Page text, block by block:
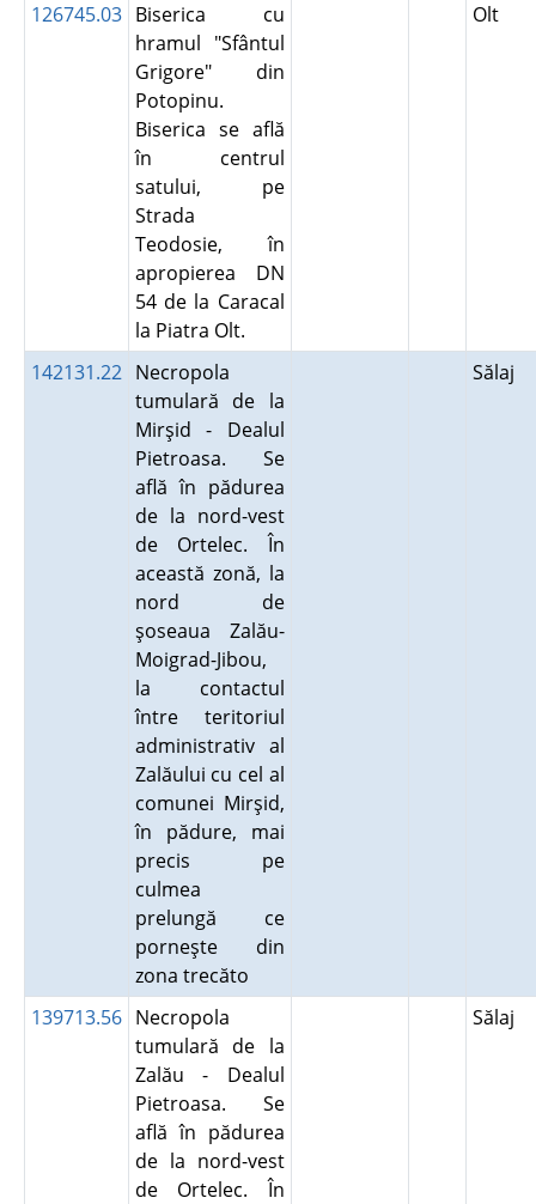
126745.03 Biserica cu
hramul "Sfântul
Grigore" din
Potopinu.
Biserica se află
în centrul
satului, pe
Strada
Teodosie, în
apropierea DN
54 de la Caracal
la Piatra Olt.
Olt
142131.22 Necropola
tumulară de la
Mirşid - Dealul
Pietroasa. Se
află în pădurea
de la nord-vest
de Ortelec. În
această zonă, la
nord de
şoseaua Zalău-
Moigrad-Jibou,
la contactul
între teritoriul
administrativ al
Zalăului cu cel al
comunei Mirşid,
în pădure, mai
precis pe
culmea
prelungă ce
porneşte din
zona trecăto
Sălaj
139713.56 Necropola
tumulară de la
Zalău - Dealul
Pietroasa. Se
află în pădurea
de la nord-vest
de Ortelec. În
Sălaj